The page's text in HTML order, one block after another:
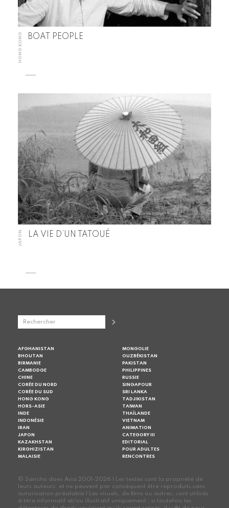
HONG KONG BOAT PEOPLE
JAPON LA VIE D’UN TATOUÉ
AFGHANISTAN
BHOUTAN
BIRMANIE
CAMBODGE
CHINE
CORÉE DU NORD
CORÉE DU SUD
HONG KONG
HORS-ASIE
INDE
INDONÉSIE
IRAN
JAPON
KAZAKHSTAN
KIRGHIZISTAN
MALAISIE
MONGOLIE
OUZBÉKISTAN
PAKISTAN
PHILIPPINES
RUSSIE
SINGAPOUR
SRI LANKA
TADJIKISTAN
TAIWAN
THAÏLANDE
VIETNAM
ANIMATION
CATEGORY III
EDITORIAL
POUR ADULTES
RENCONTRES
© Sancho does Asia 2001-2026 | Les textes sont la propriété de
leurs auteurs, et ne peuvent par conséquent être reproduits sans
autorisation préalable | Les visuels, de films ou autres, sont utilisés
à titre informatif et/ou illustratif uniquement ; si toutefois les